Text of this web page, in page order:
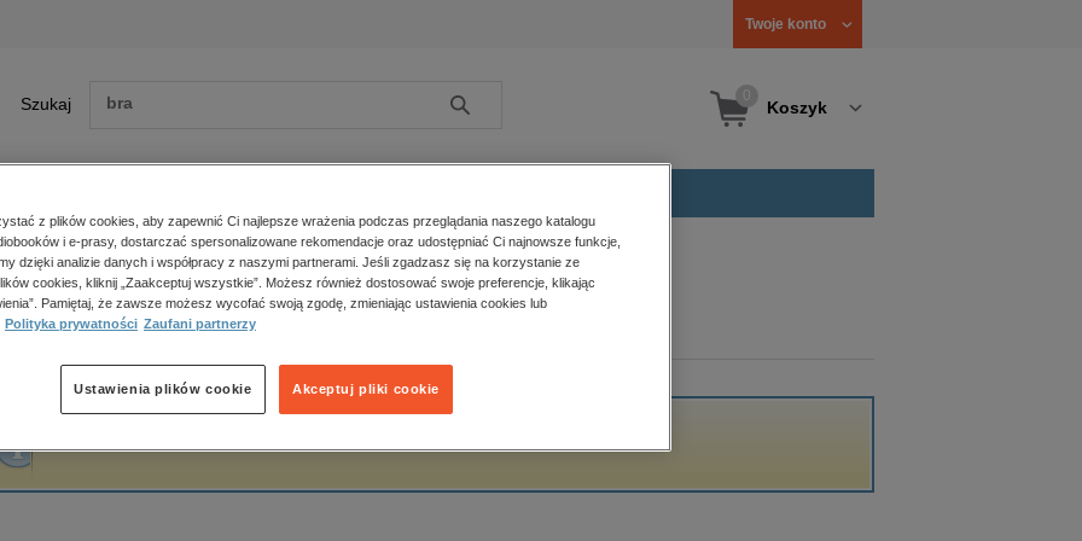
Twoje konto
Szukaj Szukaj Koszyk
Zobacz wszystkie E-prasa
polityka, społeczno-informacyjne
psychologiczne
popularno-naukowe
historia
główna Bartosz Sawicki
Sawicki
z plików cookies, aby zapewnić Ci najlepsze wrażenia podczas przeglądania naszego katalogu
i e-prasy, dostarczać spersonalizowane rekomendacje oraz udostępniać Ci najnowsze funkcje,
dzięki analizie danych i współpracy z naszymi partnerami. Jeśli zgadzasz się na korzystanie ze
cookies, kliknij „Zaakceptuj wszystkie”. Możesz również dostosować swoje preferencje, klikając
Pamiętaj, że zawsze możesz wycofać swoją zgodę, zmieniając ustawienia cookies lub
Polityka prywatności Zaufani partnerzy
Akceptuj pliki cookie
Ustawienia plików cookie